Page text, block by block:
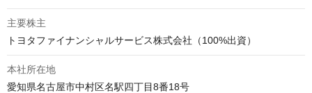
主要株主
トヨタファイナンシャルサービス株式会社（100%出資）
本社所在地
愛知県名古屋市中村区名駅四丁目8番18号